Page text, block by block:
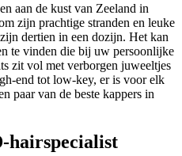
aan de kust van Zeeland in
zijn prachtige stranden en leuke
dertien in een dozijn. Het kan
te vinden die bij uw persoonlijke
zit vol met verborgen juweeltjes
end tot low-key, er is voor elk
paar van de beste kappers in
hairspecialist